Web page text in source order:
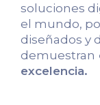
soluciones
el mundo,
diseñados y
demuestran
excelencia.